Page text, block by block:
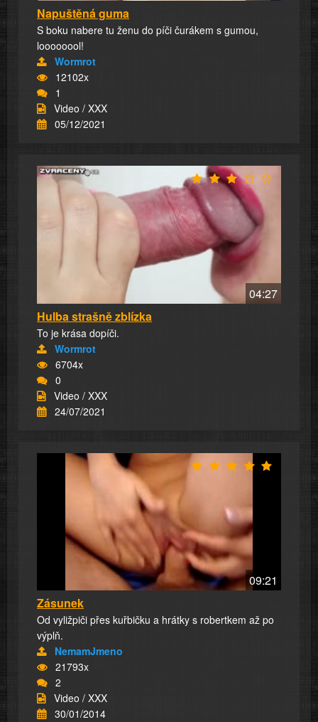
Napuštěná guma
S boku nabere tu ženu do píči čurákem s gumou,
loooooool!
Wormrot
12102x
1
Video / XXX
05/12/2021
04:27
Hulba strašně zblízka
To je krása dopíči.
Wormrot
6704x
0
Video / XXX
24/07/2021
09:21
Zásunek
Od vyližpiči přes kuřbičku a hrátky s robertkem až po
výplň.
NemamJmeno
21793x
2
Video / XXX
30/01/2014